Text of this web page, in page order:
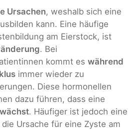
Ursachen, weshalb sich eine
kann. Eine häufige
am Eierstock, ist
. Bei
kommt es während
immer wieder zu
Diese hormonellen
dazu führen, dass eine
. Häufiger ist jedoch eine
die Ursache für eine Zyste am